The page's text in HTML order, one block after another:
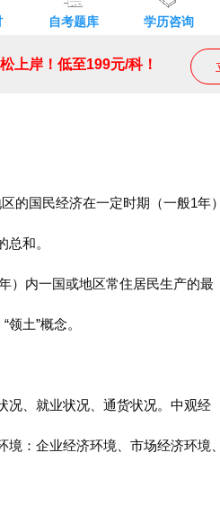
自考题库 学历咨询
上岸！低至199元/科！
的国民经济在一定时期（一般1年）
和。
）内一国或地区常住居民生产的最
土”概念。
况、就业状况、通货状况。中观经
：企业经济环境、市场经济环境